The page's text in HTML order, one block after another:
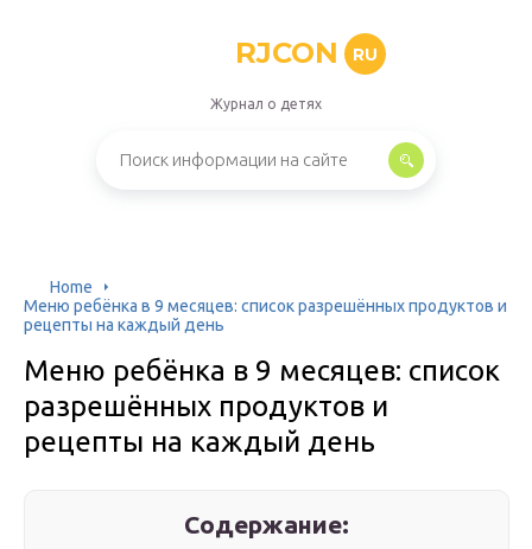
RJCON RU
Журнал о детях
Home
Меню ребёнка в 9 месяцев: список разрешённых продуктов и
рецепты на каждый день
Меню ребёнка в 9 месяцев: список
разрешённых продуктов и
рецепты на каждый день
Содержание: